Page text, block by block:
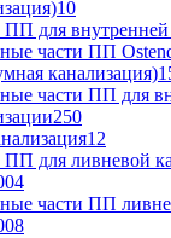
10
для внутренней
части ПП
канализация)
части ПП для
250
12
для ливневой
4
части ПП
8